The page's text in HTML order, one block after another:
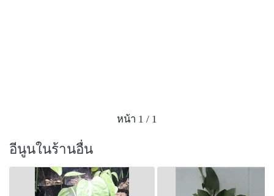
อกจะห้อยลงเป็นระย้าน่าชมมาก “ผล” เป็นรูปทรงกลม มี
หลายขนาดตั้งแต่เล็กจิ๋วไปจนถึงผลโตเท่าไข่ไก่ ดอกออก
ได้เรื่อยๆ ขยายพันธุ์ด้วยหัว หรือเมล็ด พบขึ้นตามป่า
ธรรมชาติทุกภาคของประเทศไทย สมัยก่อนนิยมปลูกติด
รั้วบ้านให้ต้นหรือเถาไต่ เพื่อเอาหัวใช้ทำยาตามที่กล่าว
หน้า 1 / 1
อีนูนในร้านอื่น